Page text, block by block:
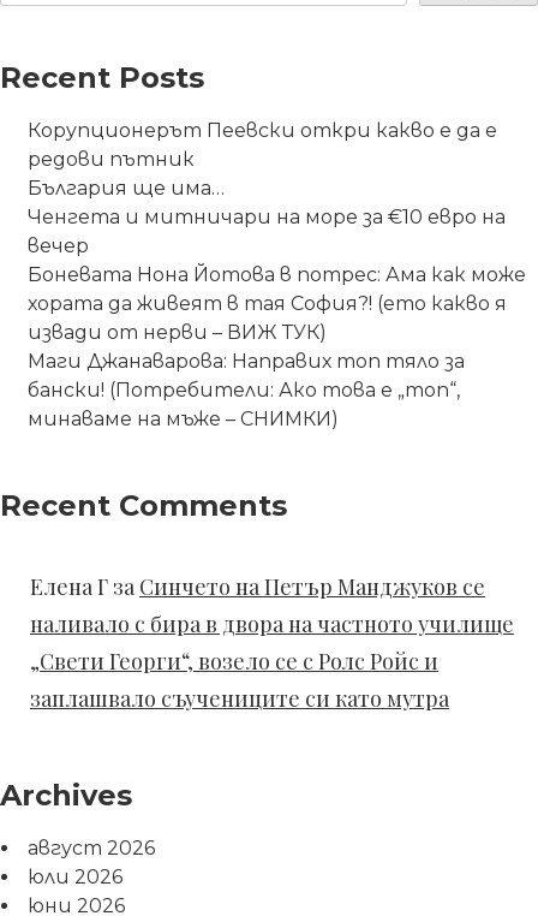
Recent Posts
Корупционерът Пеевски откри какво е да е
редови пътник
България ще има…
Ченгета и митничари на море за €10 евро на
вечер
Боневата Нона Йотова в потрес: Ама как може
хората да живеят в тая София?! (ето какво я
извади от нерви – ВИЖ ТУК)
Маги Джанаварова: Направих топ тяло за
бански! (Потребители: Ако това е „топ“,
минаваме на мъже – СНИМКИ)
Recent Comments
Елена Г за Синчето на Петър Манджуков се
наливало с бира в двора на частното училище
„Свети Георги“, возело се с Ролс Ройс и
заплашвало съучениците си като мутра
Archives
август 2026
юли 2026
юни 2026